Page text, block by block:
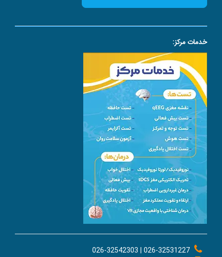
خدمات مرکز:
026-32531227 | 026-32542303